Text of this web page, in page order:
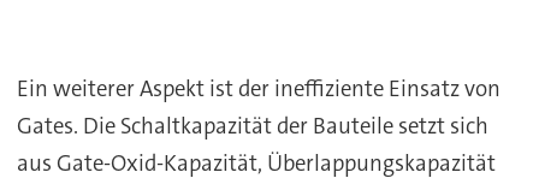
Ein weiterer Aspekt ist der ineffiziente Einsatz von
Gates. Die Schaltkapazität der Bauteile setzt sich
aus Gate-Oxid-Kapazität, Überlappungskapazität